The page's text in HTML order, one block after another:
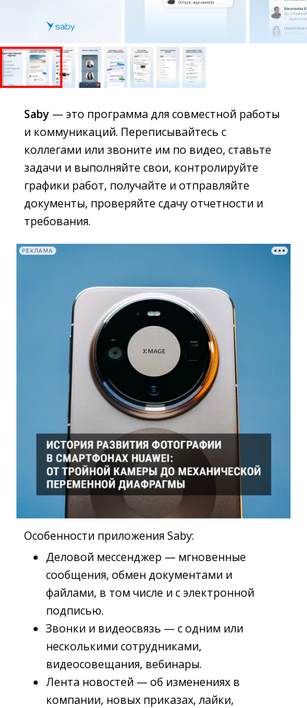
Saby — это программа для совместной работы
и коммуникаций. Переписывайтесь с
коллегами или звоните им по видео, ставьте
задачи и выполняйте свои, контролируйте
графики работ, получайте и отправляйте
документы, проверяйте сдачу отчетности и
требования.
РЕКЛАМА
Особенности приложения Saby:
Деловой мессенджер — мгновенные
сообщения, обмен документами и
файлами, в том числе и с электронной
подписью.
Звонки и видеосвязь — с одним или
несколькими сотрудниками,
видеосовещания, вебинары.
Лента новостей — об изменениях в
компании, новых приказах, лайки,